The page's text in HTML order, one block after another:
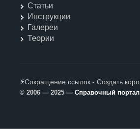
Статьи
Инструкции
Галереи
Теории
⚡Сокращение ссылок - Создать
© 2006 — 2025 — Справочный портал